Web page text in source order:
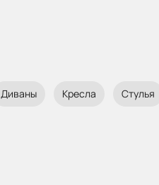
Диваны Кресла Стулья